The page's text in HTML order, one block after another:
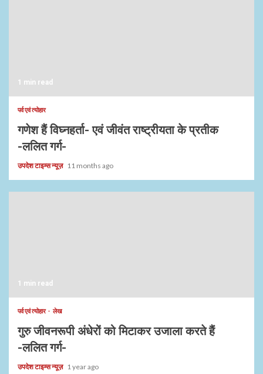
1 min read
पर्व एवं त्योहार
गणेश हैं विघ्नहर्ता- एवं जीवंत राष्ट्रीयता के प्रतीक
-ललित गर्ग-
उपदेश टाइम्स न्यूज़ 11 months ago
1 min read
पर्व एवं त्योहार लेख
गुरु जीवनरूपी अंधेरों को मिटाकर उजाला करते हैं
-ललित गर्ग-
उपदेश टाइम्स न्यूज़ 1 year ago